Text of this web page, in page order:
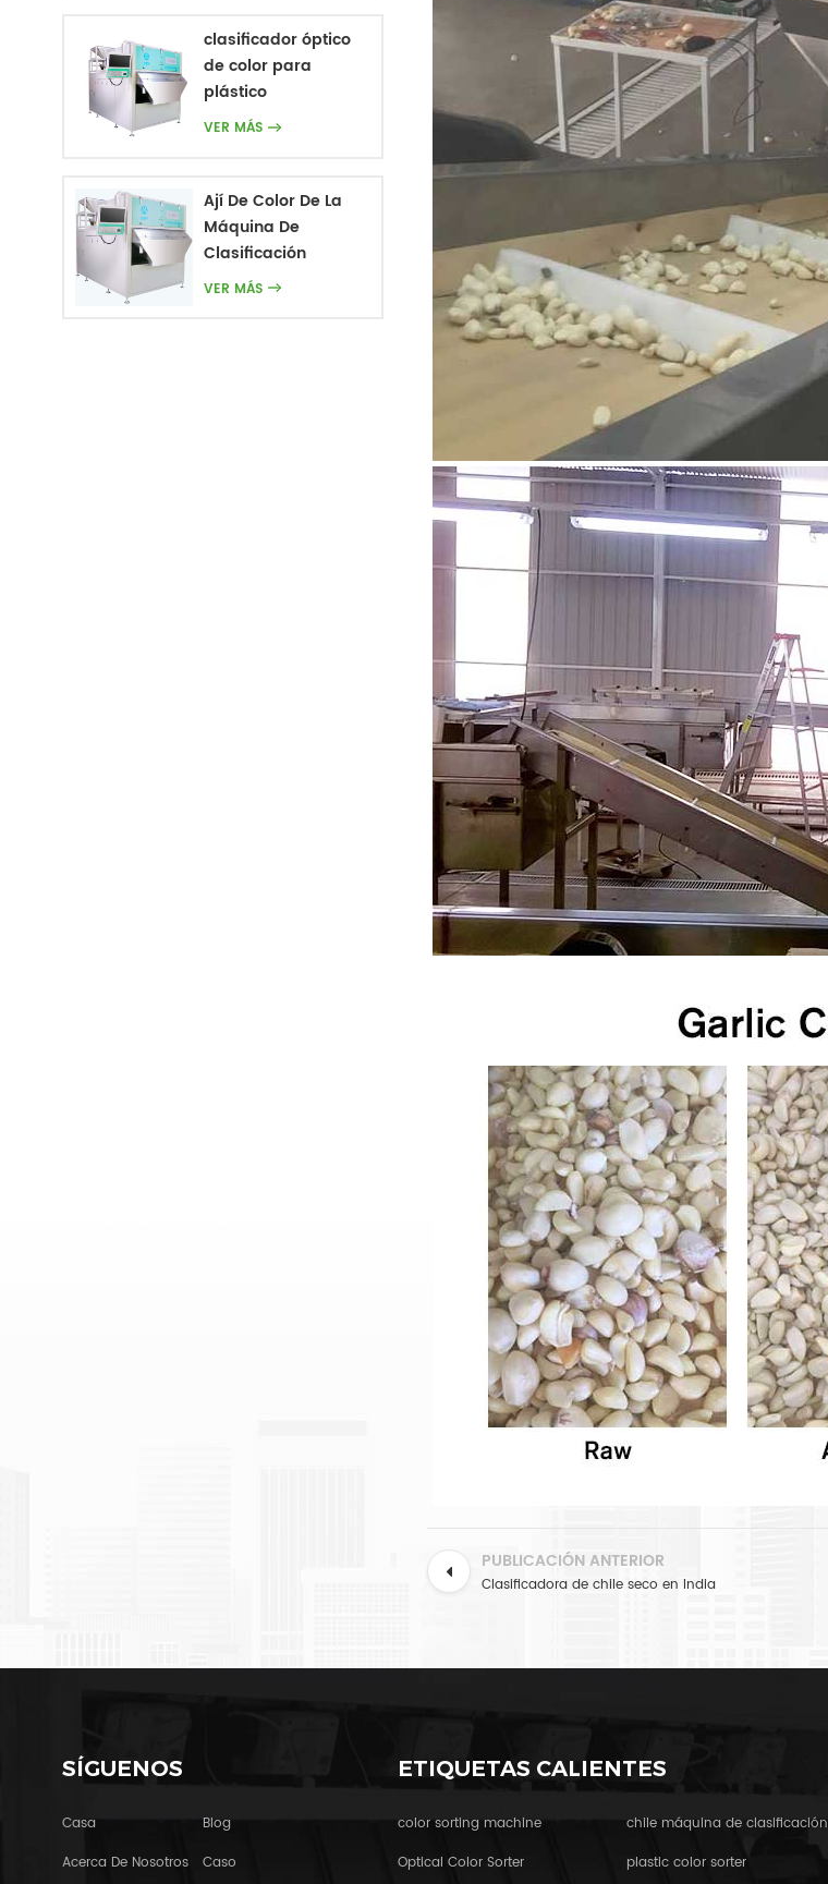
PUBLICACIÓN ANTERIOR
Clasificadora de chile seco en India
clasificador óptico
de color para
plástico
VER MÁS
Ají De Color De La
Máquina De
Clasificación
VER MÁS
SÍGUENOS
Casa
Acerca De Nosotros
Blog
Caso
ETIQUETAS CALIENTES
color sorting machine
Optical Color Sorter
chile máquina de clasificación
plastic color sorter